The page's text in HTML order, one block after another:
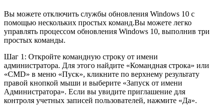
Вы можете отключить службы обновления Windows 10 с
помощью нескольких простых команд.Вы можете легко
управлять процессом обновления Windows 10, выполнив три
простых команды.
Шаг 1: Откройте командную строку от имени
администратора. Для этого найдите «Командная строка» или
«CMD» в меню «Пуск», кликните по верхнему результату
правой кнопкой мыши и выберите «Запуск от имени
Администратора». Если вы увидите приглашение для
контроля учетных записей пользователей, нажмите «Да».